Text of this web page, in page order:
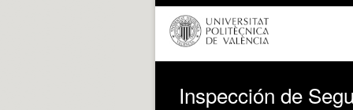
Inspección de